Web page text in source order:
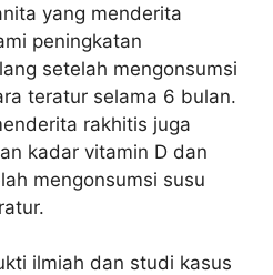
yang menderita
peningkatan
setelah mengonsumsi
teratur selama 6 bulan.
rakhitis juga
kadar vitamin D dan
mengonsumsi susu
ilmiah dan studi kasus